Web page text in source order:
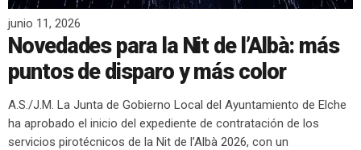
junio 11, 2026
Novedades para la Nit de l’Albà: más
puntos de disparo y más color
A.S./J.M. La Junta de Gobierno Local del Ayuntamiento de Elche
ha aprobado el inicio del expediente de contratación de los
servicios pirotécnicos de la Nit de l’Albà 2026, con un